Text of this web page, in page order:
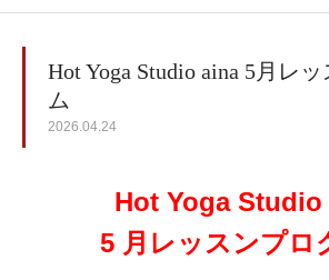
Hot Yoga Studio aina 5月レ
ム
2026.04.24
Hot Yoga Studio
5 月レッスンプロ